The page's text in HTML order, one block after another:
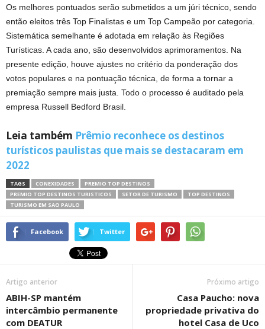
Os melhores pontuados serão submetidos a um júri técnico, sendo
então eleitos três Top Finalistas e um Top Campeão por categoria.
Sistemática semelhante é adotada em relação às Regiões
Turísticas. A cada ano, são desenvolvidos aprimoramentos. Na
presente edição, houve ajustes no critério da ponderação dos
votos populares e na pontuação técnica, de forma a tornar a
premiação sempre mais justa. Todo o processo é auditado pela
empresa Russell Bedford Brasil.
Leia também Prêmio reconhece os destinos
turísticos paulistas que mais se destacaram em
2022
TAGS CONEXIDADES
PREMIO TOP DESTINOS
PREMIO TOP DESTINOS TURISTICOS
SETOR DE TURISMO
TOP DESTINOS
TURISMO EM SAO PAULO
Facebook Twitter
Artigo anterior
ABIH-SP mantém
intercâmbio permanente
com DEATUR
Próximo artigo
Casa Paucho: nova
propriedade privativa do
hotel Casa de Uco